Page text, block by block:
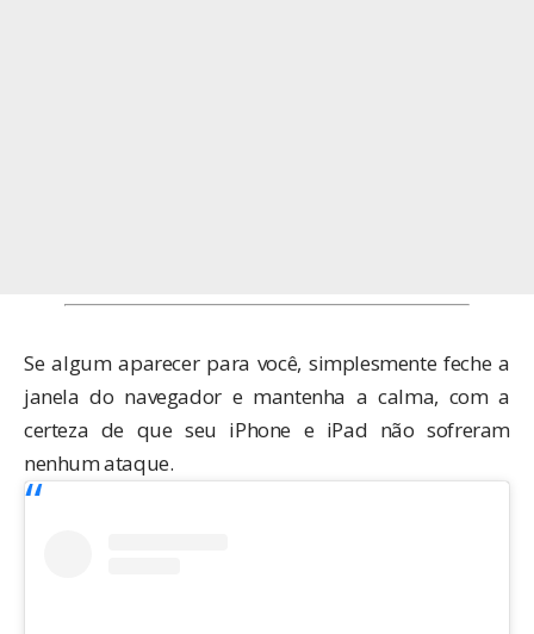
Se algum aparecer para você, simplesmente feche a
janela do navegador e mantenha a calma, com a
certeza de que seu iPhone e iPad não sofreram
nenhum ataque.